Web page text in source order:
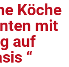
Köche
mit
auf
“